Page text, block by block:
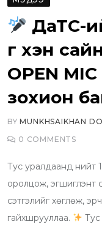
ДаТС-
г хэн
OPEN
зохион
BYMUNKHSAIKHAN
0 COMMENTS
Тус уралдаанд нийт
оролцож, эгшиглэнт
сэтгэлийг хөглөж, эрч
гайхшрууллаа.